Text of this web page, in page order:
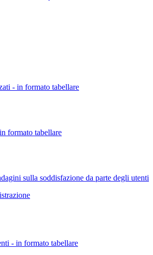
- in formato tabellare
formato tabellare
sulla soddisfazione da parte degli utenti
- in formato tabellare